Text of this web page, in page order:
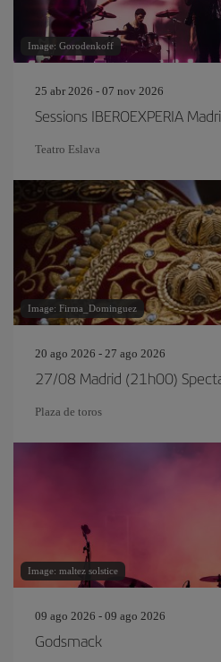
Image: Gorodenkoff
25 abr 2026 - 07 nov 2026
Sessions IBEROEXPERIA
Teatro Eslava
Image: Firma_Dominguez
20 ago 2026 - 27 ago 2026
27/08 Madrid (21h00)
Plaza de toros
Image: maltez solstice
09 ago 2026 - 09 ago 2026
Godsmack